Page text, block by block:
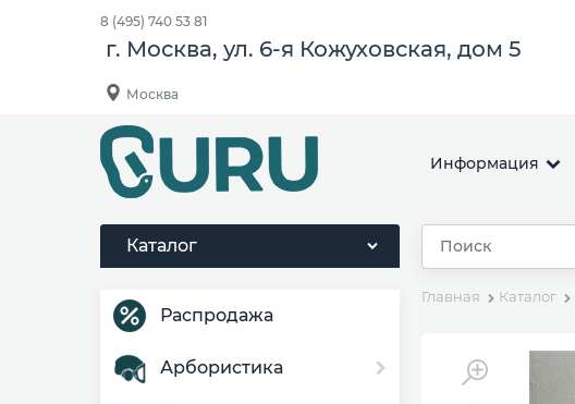
8 (495) 740 53 81
г. Москва, ул. 6-я Кожуховская, дом 5
Москва
Информация
Каталог
Распродажа
Арбористика
Главная Каталог